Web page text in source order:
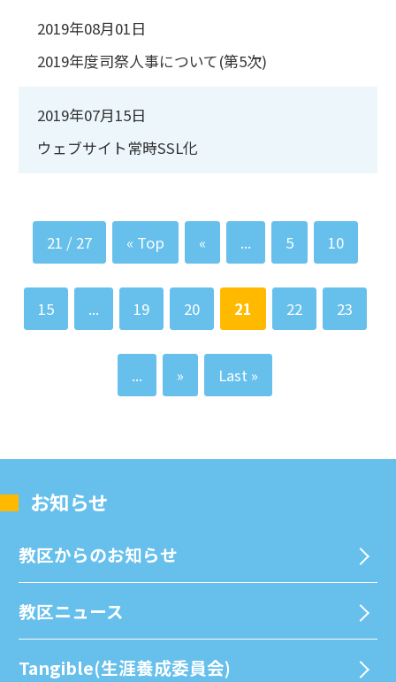
2019年08月01日
2019年度司祭人事について(第5次)
2019年07月15日
ウェブサイト常時SSL化
21 / 27 « Top « ... 5 10
15 ... 19 20 21 22 23
... » Last »
お知らせ
教区からのお知らせ
教区ニュース
Tangible(生涯養成委員会)